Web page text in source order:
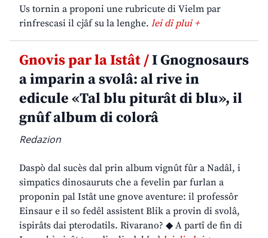
Us tornin a proponi une rubricute di Vielm par
rinfrescasi il cjâf su la lenghe. lei di plui +
Gnovis par la Istât /I Gnognosaurs
a imparin a svolâ: al rive in
edicule «Tal blu piturât di blu», il
gnûf album di colorâ
Redazion
Daspò dal sucès dal prin album vignût fûr a Nadâl, i
simpatics dinosauruts che a fevelin par furlan a
proponin pal Istât une gnove aventure: il professôr
Einsaur e il so fedêl assistent Blik a provin di svolâ,
ispirâts dai pterodatils. Rivarano? ◆ A partî de fin di